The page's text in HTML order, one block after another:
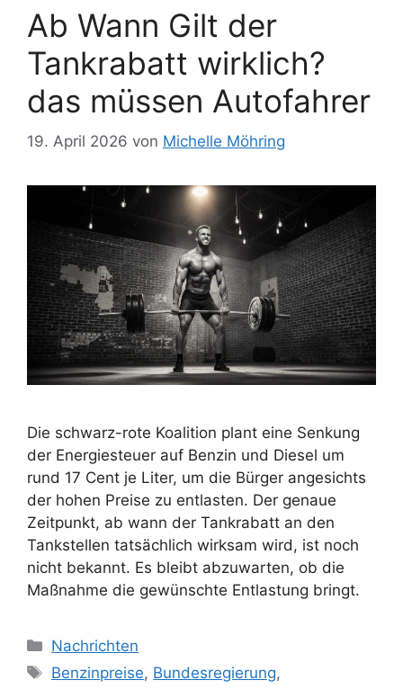
Ab Wann Gilt der
Tankrabatt wirklich?
das müssen Autofahrer
19. April 2026 von Michelle Möhring
Die schwarz-rote Koalition plant eine Senkung
der Energiesteuer auf Benzin und Diesel um
rund 17 Cent je Liter, um die Bürger angesichts
der hohen Preise zu entlasten. Der genaue
Zeitpunkt, ab wann der Tankrabatt an den
Tankstellen tatsächlich wirksam wird, ist noch
nicht bekannt. Es bleibt abzuwarten, ob die
Maßnahme die gewünschte Entlastung bringt.
Kategorien
Nachrichten
Schlagwörter
Benzinpreise, Bundesregierung,